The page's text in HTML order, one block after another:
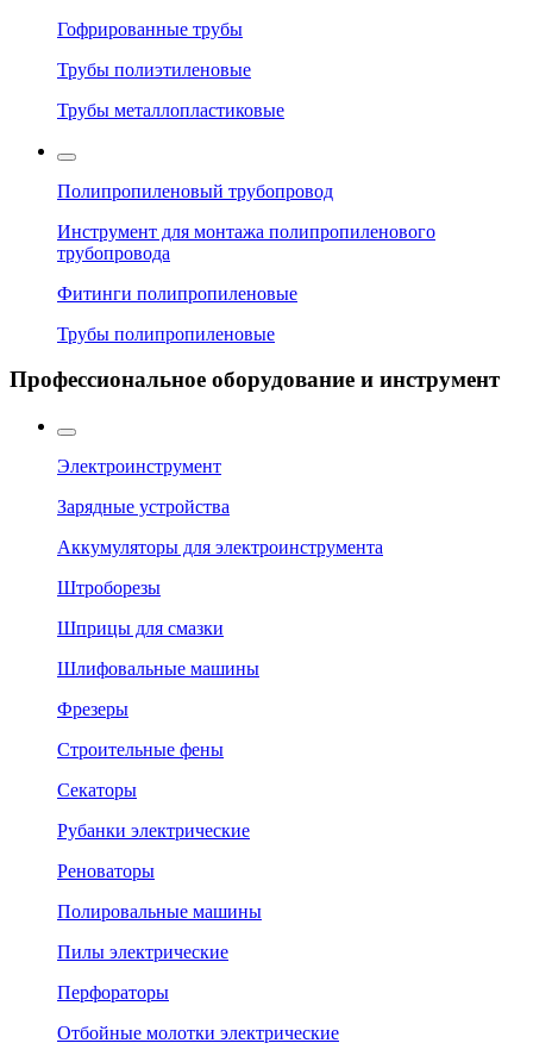
Гофрированные трубы
Трубы полиэтиленовые
Трубы металлопластиковые
Полипропиленовый трубопровод
Инструмент для монтажа полипропиленового
трубопровода
Фитинги полипропиленовые
Трубы полипропиленовые
Профессиональное оборудование и инструмент
Электроинструмент
Зарядные устройства
Аккумуляторы для электроинструмента
Штроборезы
Шприцы для смазки
Шлифовальные машины
Фрезеры
Строительные фены
Секаторы
Рубанки электрические
Реноваторы
Полировальные машины
Пилы электрические
Перфораторы
Отбойные молотки электрические